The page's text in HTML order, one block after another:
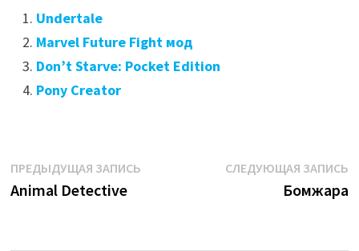
Undertale
Marvel Future Fight мод
Don’t Starve: Pocket Edition
Pony Creator
Навигация
по
ПРЕДЫДУЩАЯ ЗАПИСЬПредыдущая
Animal Detective
СЛЕДУЮЩАЯ ЗАПИСЬ
Бомжара